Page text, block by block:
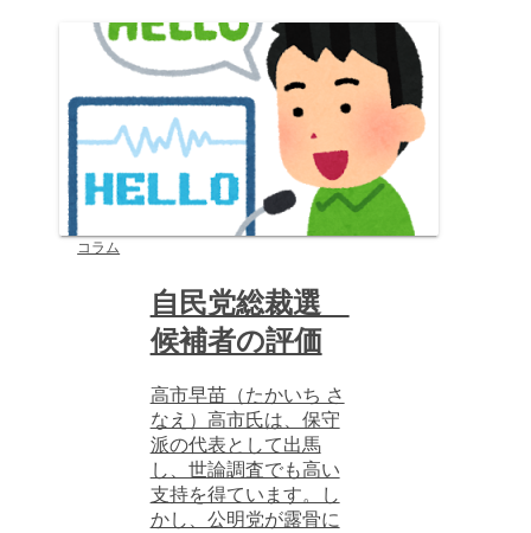
コラム
自民党総裁選
候補者の評価
高市早苗（たかいち さ
なえ）高市氏は、保守
派の代表として出馬
し、世論調査でも高い
支持を得ています。し
かし、公明党が露骨に